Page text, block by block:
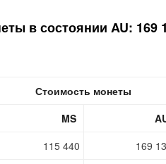
в состоянии AU: 169
Стоимость монеты
MS
115 440 169